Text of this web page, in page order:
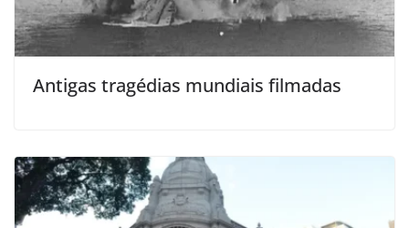
Antigas tragédias mundiais filmadas